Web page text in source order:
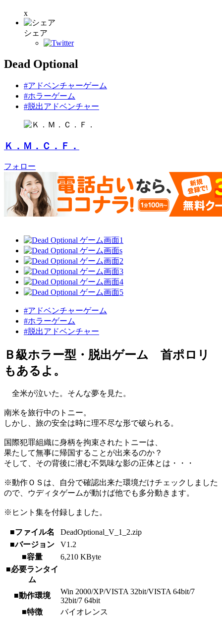
x
シェア
Dead Optional
#アドベンチャーゲーム
#ホラーゲーム
#脱出アドベンチャー
Ｋ．Ｍ．Ｃ．Ｆ．
フォロー
#アドベンチャーゲーム
#ホラーゲーム
#脱出アドベンチャー
Ｂ級ホラー型・脱出ゲーム 首ポロリ
もあるよ。
全米が泣いた。そんな夢を見た。
南米を旅行中のトニー。
しかし、旅の安全は時に理不尽な形で破られる。
国際犯罪組織に身柄を拘束されたトニーは、
果たして無事に帰国することが出来るのか？
そして、その背後に潜む不気味な影の正体とは・・・
※動作ＯＳは、自分で確認出来た環境だけチェックしました
ので、ウディタゲームが動けば他でも多分動きます。
※ヒント集を付録しました。
■ファイル名
DeadOptional_V_1_2.zip
■バージョン
V1.2
■容量
6,210 KByte
■必要ランタイ
ム
■動作環境
Win 2000/XP/VISTA 32bit/VISTA 64bit/7
32bit/7 64bit
■特徴
バイオレンス